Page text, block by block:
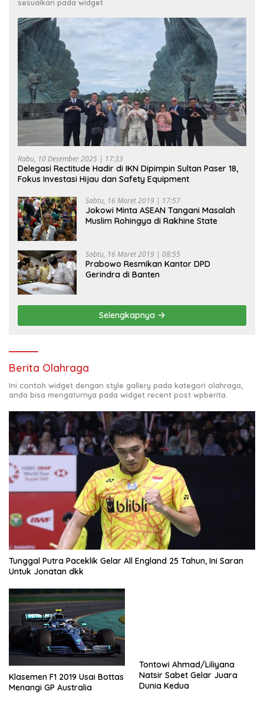
sesuaikan pada widget
Rabu, 10 Desember 2025 | 17:33
Delegasi Rectitude Hadir di IKN Dipimpin Sultan Paser 18,
Fokus Investasi Hijau dan Safety Equipment
Sabtu, 16 Maret 2019 | 17:57
Jokowi Minta ASEAN Tangani Masalah
Muslim Rohingya di Rakhine State
Sabtu, 16 Maret 2019 | 08:55
Prabowo Resmikan Kantor DPD
Gerindra di Banten
Selengkapnya
Berita Olahraga
Ini contoh widget dengan style gallery pada kategori olahraga,
anda bisa mengaturnya pada widget recent post wpberita.
Tunggal Putra Paceklik Gelar All England 25 Tahun, Ini Saran
Untuk Jonatan dkk
Klasemen F1 2019 Usai Bottas
Menangi GP Australia
Tontowi Ahmad/Liliyana
Natsir Sabet Gelar Juara
Dunia Kedua